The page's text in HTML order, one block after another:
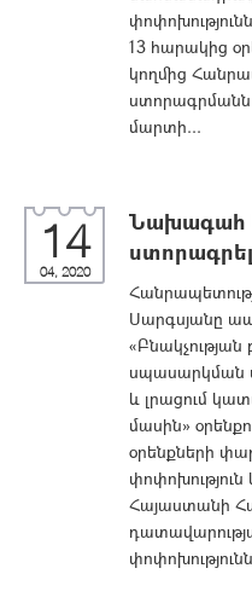
13 հարակից
կողմից
ստորագրմանն
մարտի...
14
04, 2020
Նախագահ
Սարգսյանը
«Բնակչության
սպասարկման
և լրացում
մասին»
օրենքների
Հայաստանի